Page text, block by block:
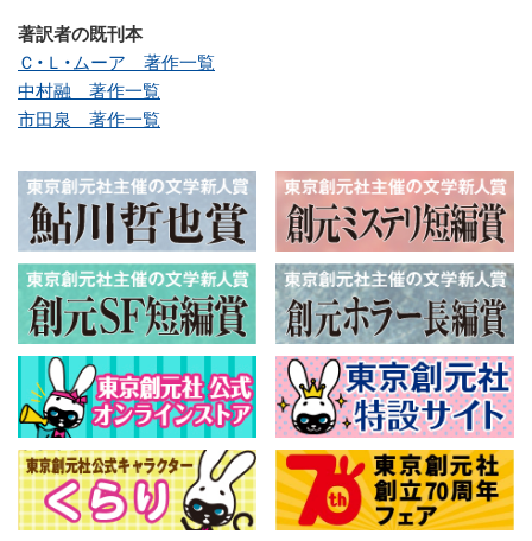
著訳者の既刊本
Ｃ・Ｌ・ムーア 著作一覧
中村融 著作一覧
市田泉 著作一覧